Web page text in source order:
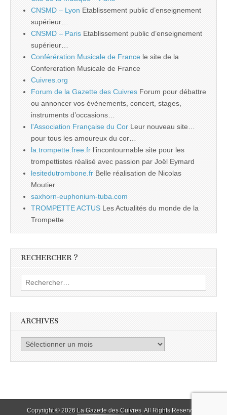
CNSMD – Lyon Etablissement public d’enseignement
supérieur…
CNSMD – Paris Etablissement public d’enseignement
supérieur…
Conférération Musicale de France le site de la
Confereration Musicale de France
Cuivres.org
Forum de la Gazette des Cuivres Forum pour débattre
ou annoncer vos évènements, concert, stages,
instruments d’occasions…
l'Association Française du Cor Leur nouveau site…
pour tous les amoureux du cor…
la.trompette.free.fr l’incontournable site pour les
trompettistes réalisé avec passion par Joël Eymard
lesitedutrombone.fr Belle réalisation de Nicolas
Moutier
saxhorn-euphonium-tuba.com
TROMPETTE ACTUS Les Actualités du monde de la
Trompette
RECHERCHER ?
Rechercher :
ARCHIVES
Archives
Copyright © 2026 La Gazette des Cuivres. All Rights Reserved.